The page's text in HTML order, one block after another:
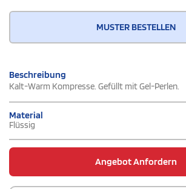
MUSTER BESTELLEN
Beschreibung
Kalt-Warm Kompresse. Gefüllt mit Gel-Perlen.
Material
Flüssig
Angebot Anfordern